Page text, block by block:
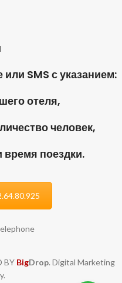
SMS с указанием:
отеля,
человек,
поездки.
BY BigDrop. Digital Marketing